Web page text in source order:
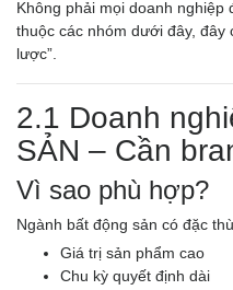
Không phải mọi doanh
thuộc các nhóm dưới đây, đây
lược”.
2.1 Doanh
SẢN – Cần
Vì sao phù hợp?
Ngành bất động sản có đặc
Giá trị sản phẩm cao
Chu kỳ quyết định dài